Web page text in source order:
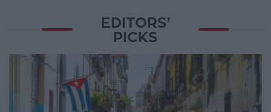
EDITORS'
PICKS